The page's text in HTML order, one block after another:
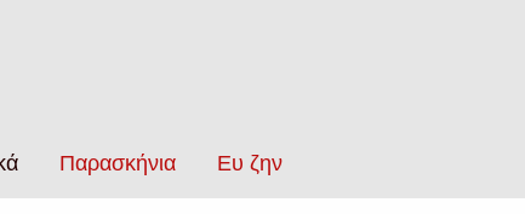
Παρασκήνια Ευ ζην